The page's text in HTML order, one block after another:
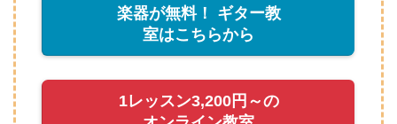
楽器が無料！ ギター教
室はこちらから
1レッスン3,200円～の